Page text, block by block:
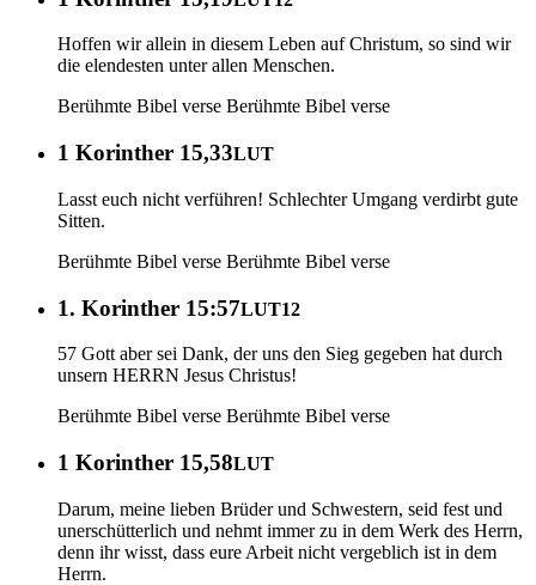
Hoffen wir allein in diesem Leben auf Christum, so sind wir
die elendesten unter allen Menschen.
Berühmte Bibel verse Berühmte Bibel verse
1 Korinther 15,33LUT
Lasst euch nicht verführen! Schlechter Umgang verdirbt gute
Sitten.
Berühmte Bibel verse Berühmte Bibel verse
1. Korinther 15:57LUT12
57 Gott aber sei Dank, der uns den Sieg gegeben hat durch
unsern HERRN Jesus Christus!
Berühmte Bibel verse Berühmte Bibel verse
1 Korinther 15,58LUT
Darum, meine lieben Brüder und Schwestern, seid fest und
unerschütterlich und nehmt immer zu in dem Werk des Herrn,
denn ihr wisst, dass eure Arbeit nicht vergeblich ist in dem
Herrn.